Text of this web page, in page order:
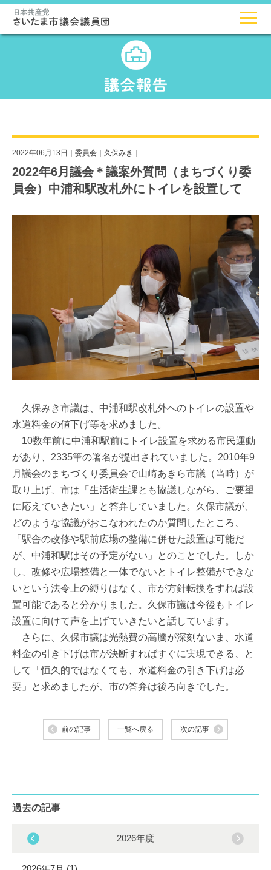
2022年06月13日｜ 委員会 久保みき
2022年6月議会＊議案外質問（まちづくり委
員会）中浦和駅改札外にトイレを設置して
久保みき市議は、中浦和駅改札外へのトイレの設置や
水道料金の値下げ等を求めました。
10数年前に中浦和駅前にトイレ設置を求める市民運動
があり、2335筆の署名が提出されていました。2010年9
月議会のまちづくり委員会で山崎あきら市議（当時）が
取り上げ、市は「生活衛生課とも協議しながら、ご要望
に応えていきたい」と答弁していました。久保市議が、
どのような協議がおこなわれたのか質問したところ、
「駅舎の改修や駅前広場の整備に併せた設置は可能だ
が、中浦和駅はその予定がない」とのことでした。しか
し、改修や広場整備と一体でないとトイレ整備ができな
いという法令上の縛りはなく、市が方針転換をすれば設
置可能であると分かりました。久保市議は今後もトイレ
設置に向けて声を上げていきたいと話しています。
さらに、久保市議は光熱費の高騰が深刻ないま、水道
料金の引き下げは市が決断すればすぐに実現できる、と
して「恒久的ではなくても、水道料金の引き下げは必
要」と求めましたが、市の答弁は後ろ向きでした。
前の記事 一覧へ戻る 次の記事
過去の記事
2026年度